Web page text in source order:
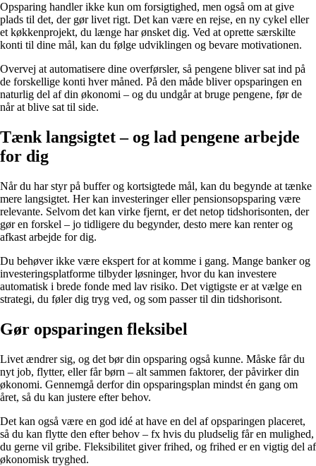
Opsparing handler ikke kun om forsigtighed, men også om at give
plads til det, der gør livet rigt. Det kan være en rejse, en ny cykel eller
et køkkenprojekt, du længe har ønsket dig. Ved at oprette særskilte
konti til dine mål, kan du følge udviklingen og bevare motivationen.
Overvej at automatisere dine overførsler, så pengene bliver sat ind på
de forskellige konti hver måned. På den måde bliver opsparingen en
naturlig del af din økonomi – og du undgår at bruge pengene, før de
når at blive sat til side.
Tænk langsigtet – og lad pengene arbejde
for dig
Når du har styr på buffer og kortsigtede mål, kan du begynde at tænke
mere langsigtet. Her kan investeringer eller pensionsopsparing være
relevante. Selvom det kan virke fjernt, er det netop tidshorisonten, der
gør en forskel – jo tidligere du begynder, desto mere kan renter og
afkast arbejde for dig.
Du behøver ikke være ekspert for at komme i gang. Mange banker og
investeringsplatforme tilbyder løsninger, hvor du kan investere
automatisk i brede fonde med lav risiko. Det vigtigste er at vælge en
strategi, du føler dig tryg ved, og som passer til din tidshorisont.
Gør opsparingen fleksibel
Livet ændrer sig, og det bør din opsparing også kunne. Måske får du
nyt job, flytter, eller får børn – alt sammen faktorer, der påvirker din
økonomi. Gennemgå derfor din opsparingsplan mindst én gang om
året, så du kan justere efter behov.
Det kan også være en god idé at have en del af opsparingen placeret,
så du kan flytte den efter behov – fx hvis du pludselig får en mulighed,
du gerne vil gribe. Fleksibilitet giver frihed, og frihed er en vigtig del af
økonomisk tryghed.